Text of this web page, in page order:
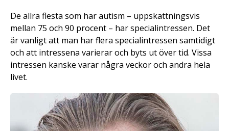
De allra flesta som har autism – uppskattningsvis
mellan 75 och 90 procent – har specialintressen. Det
är vanligt att man har flera specialintressen samtidigt
och att intressena varierar och byts ut över tid. Vissa
intressen kanske varar några veckor och andra hela
livet.